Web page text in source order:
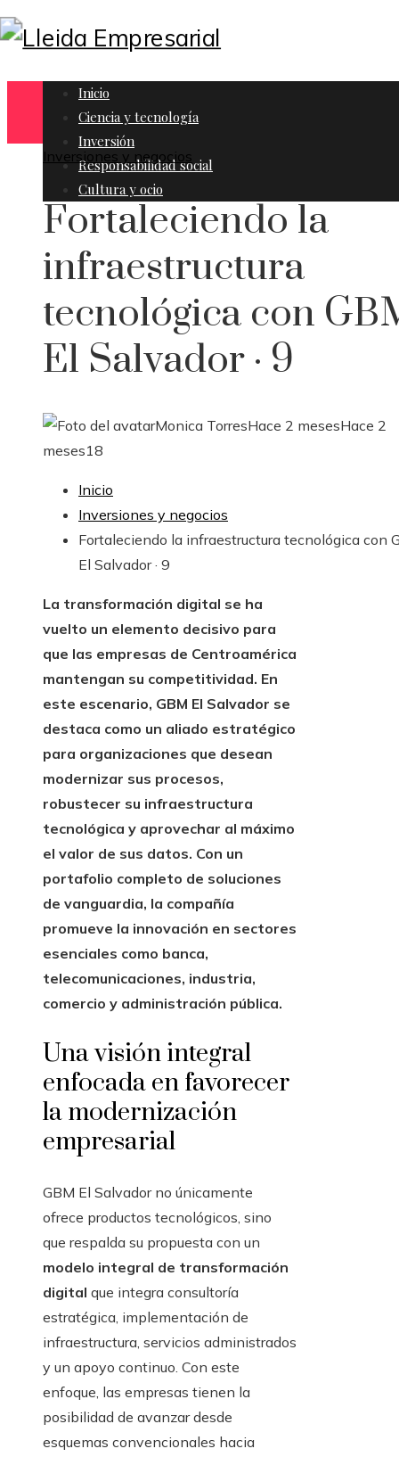
Inicio
Ciencia y tecnología
Inversión
Responsabilidad social
Cultura y ocio
Inversiones y negocios
Fortaleciendo la
infraestructura
tecnológica con
El Salvador · 9
Monica TorresHace 2 mesesHace 2
meses18
Inicio
Inversiones y negocios
Fortaleciendo la infraestructura tecnológica con
El Salvador · 9
La transformación digital se ha
vuelto un elemento decisivo para
que las empresas de Centroamérica
mantengan su competitividad. En
este escenario, GBM El Salvador se
destaca como un aliado estratégico
para organizaciones que desean
modernizar sus procesos,
robustecer su infraestructura
tecnológica y aprovechar al máximo
el valor de sus datos. Con un
portafolio completo de soluciones
de vanguardia, la compañía
promueve la innovación en sectores
esenciales como banca,
telecomunicaciones, industria,
comercio y administración pública.
Una visión integral
enfocada en favorecer
la modernización
empresarial
GBM El Salvador no únicamente
ofrece productos tecnológicos, sino
que respalda su propuesta con un
modelo integral de transformación
digital que integra consultoría
estratégica, implementación de
infraestructura, servicios administrados
y un apoyo continuo. Con este
enfoque, las empresas tienen la
posibilidad de avanzar desde
esquemas convencionales hacia